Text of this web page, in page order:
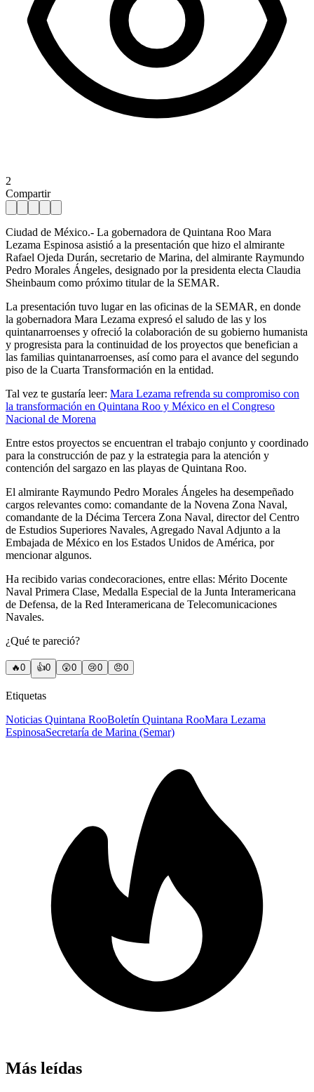
2
Compartir
Ciudad de México.- La gobernadora de Quintana Roo Mara
Lezama Espinosa asistió a la presentación que hizo el almirante
Rafael Ojeda Durán, secretario de Marina, del almirante Raymundo
Pedro Morales Ángeles, designado por la presidenta electa Claudia
Sheinbaum como próximo titular de la SEMAR.
La presentación tuvo lugar en las oficinas de la SEMAR, en donde
la gobernadora Mara Lezama expresó el saludo de las y los
quintanarroenses y ofreció la colaboración de su gobierno humanista
y progresista para la continuidad de los proyectos que benefician a
las familias quintanarroenses, así como para el avance del segundo
piso de la Cuarta Transformación en la entidad.
Tal vez te gustaría leer: Mara Lezama refrenda su compromiso con
la transformación en Quintana Roo y México en el Congreso
Nacional de Morena
Entre estos proyectos se encuentran el trabajo conjunto y coordinado
para la construcción de paz y la estrategia para la atención y
contención del sargazo en las playas de Quintana Roo.
El almirante Raymundo Pedro Morales Ángeles ha desempeñado
cargos relevantes como: comandante de la Novena Zona Naval,
comandante de la Décima Tercera Zona Naval, director del Centro
de Estudios Superiores Navales, Agregado Naval Adjunto a la
Embajada de México en los Estados Unidos de América, por
mencionar algunos.
Ha recibido varias condecoraciones, entre ellas: Mérito Docente
Naval Primera Clase, Medalla Especial de la Junta Interamericana
de Defensa, de la Red Interamericana de Telecomunicaciones
Navales.
¿Qué te pareció?
🔥0 👍0 😲0 😢0 😠0
Etiquetas
Noticias Quintana RooBoletín Quintana RooMara Lezama
EspinosaSecretaría de Marina (Semar)
Más leídas